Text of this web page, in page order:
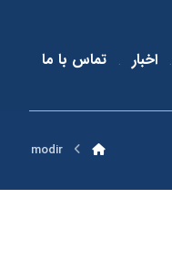
اخبار تماس با ما
modir